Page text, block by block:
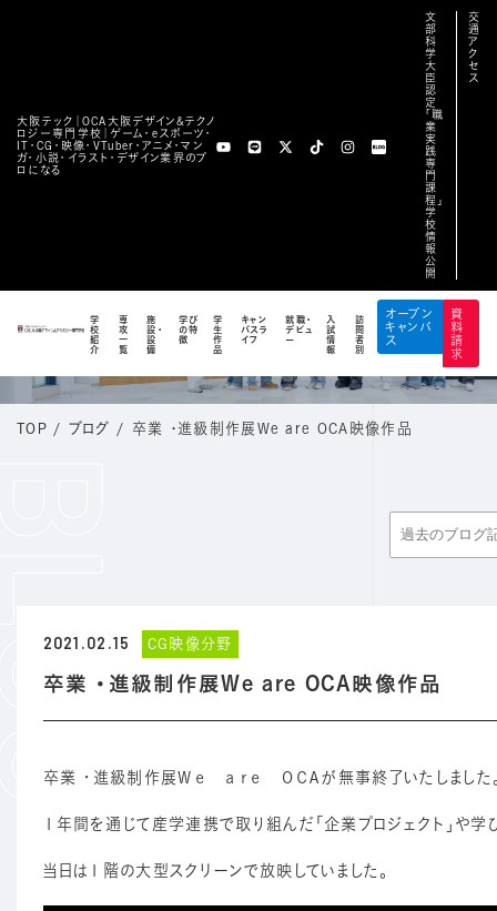
大阪テック｜OCA⼤阪デザイン&テクノ
ロジー専⾨学校｜ゲーム・eスポーツ・
IT・CG・映像・VTuber・アニメ・マン
ガ・小説・イラスト・デザイン業界のプ
ロになる
文
部
科
学
大
臣
認
定
「職
業
実
践
専
門
課
程」
学
校
情
報
公
開
交
通
ア
ク
セ
ス
学
校
紹
介
専
攻
一
覧
施
設・
設
備
学び
の特
徴
学
生
作
品
キャン
パスラ
イフ
就職・
デビュ
ー
入
試
情
報
訪
問
者
別
オープン
キャンパ
ス
資
料
請
求
BLOG
公式ブログ
TOP / ブログ / 卒業 ・進級制作展We are OCA映像作品
2021.02.15 CG映像分野
卒業 ・進級制作展We are OCA映像作品
卒業 ・進級制作展Ｗｅ ａｒｅ ＯＣＡが無事終了いたしました
１年間を通じて産学連携で取り組んだ「企業プロジェクト」や学
当日は１階の大型スクリーンで放映していました。